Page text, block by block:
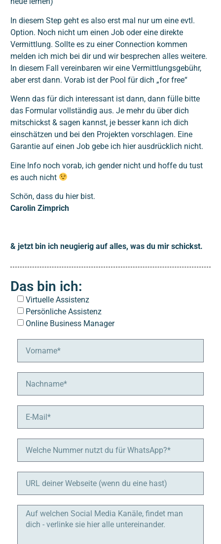
In diesem Step geht es also erst mal nur um eine evtl.
Option. Noch nicht um einen Job oder eine direkte
Vermittlung. Sollte es zu einer Connection kommen
melden ich mich bei dir und wir besprechen alles weitere.
In diesem Fall vereinbaren wir eine Vermittlungsgebühr,
aber erst dann. Vorab ist der Pool für dich „for free“
Wenn das für dich interessant ist dann, dann fülle bitte
das Formular vollständig aus. Je mehr du über dich
mitschickst & sagen kannst, je besser kann ich dich
einschätzen und bei den Projekten vorschlagen. Eine
Garantie auf einen Job gebe ich hier ausdrücklich nicht.
Eine Info noch vorab, ich gender nicht und hoffe du tust
es auch nicht
Schön, dass du hier bist.
Carolin Zimprich
& jetzt bin ich neugierig auf alles, was du mir schickst.
Das bin ich:
Virtuelle Assistenz
Persönliche Assistenz
Online Business Manager